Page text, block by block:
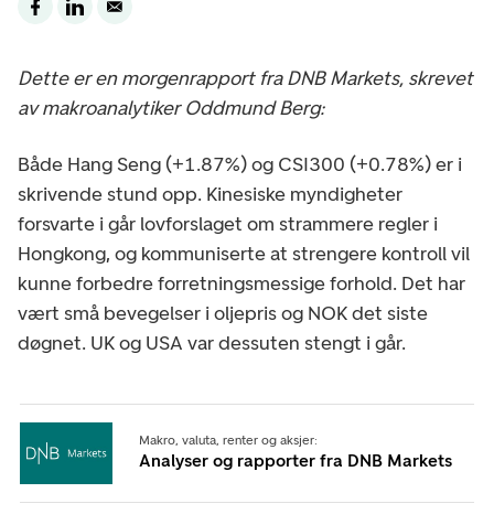
Dette er en morgenrapport fra DNB Markets, skrevet
av makroanalytiker Oddmund Berg:
Både Hang Seng (+1.87%) og CSI300 (+0.78%) er i
skrivende stund opp. Kinesiske myndigheter
forsvarte i går lovforslaget om strammere regler i
Hongkong, og kommuniserte at strengere kontroll vil
kunne forbedre forretningsmessige forhold. Det har
vært små bevegelser i oljepris og NOK det siste
døgnet. UK og USA var dessuten stengt i går.
Makro, valuta, renter og aksjer:
Analyser og rapporter fra DNB Markets